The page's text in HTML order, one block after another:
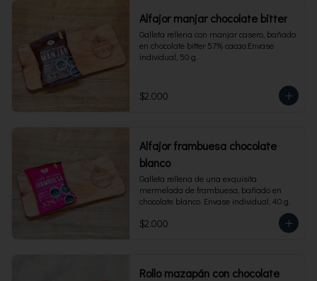
Alfajor manjar chocolate bitter
Galleta rellena con manjar casero, bañado
en chocolate bitter 57% cacao.Envase
individual, 50 g.
$2.000
Alfajor frambuesa chocolate
blanco
Galleta rellena de una exquisita
mermelada de frambuesa, bañado en
chocolate blanco. Envase individual, 40 g.
$2.000
Rollo mazapán con chocolate